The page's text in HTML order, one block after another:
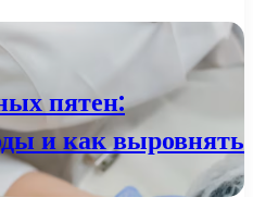
пятен:
и как выровнять